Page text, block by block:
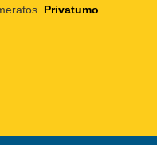
Privatumo